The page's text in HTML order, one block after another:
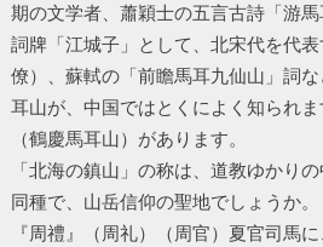
期の文学者、蕭穎士の五言古詩「游馬
詞牌「江城子」として、北宋代を代
僚）、蘇軾の「前瞻馬耳九仙山」詞
耳山が、中国ではとくによく知られ
（鶴慶馬耳山）があります。
「北海の鎮山」の称は、道教ゆかり
同種で、山岳信仰の聖地でしょうか。
『周禮』（周礼）（周官）夏官司馬